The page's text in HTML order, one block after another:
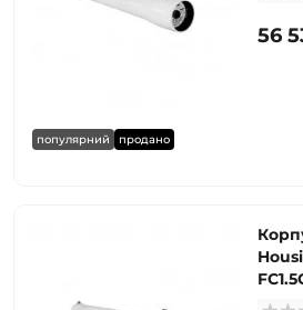
популярний продано
56